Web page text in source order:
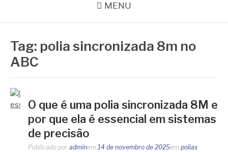
MENU
Tag: polia sincronizada 8m no
ABC
O que é uma polia sincronizada 8M e
por que ela é essencial em sistemas
de precisão
Publicado por adminem 14 de novembro de 2025em polias